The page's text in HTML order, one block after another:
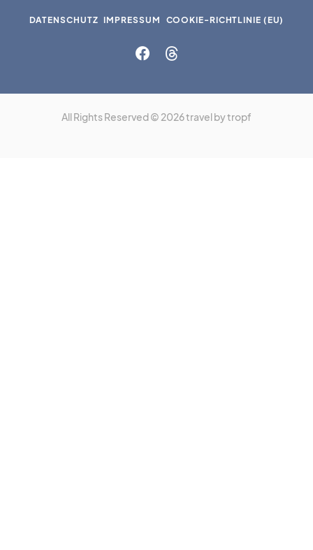
DATENSCHUTZ IMPRESSUM COOKIE-RICHTLINIE (EU)
All Rights Reserved © 2026 travel by tropf